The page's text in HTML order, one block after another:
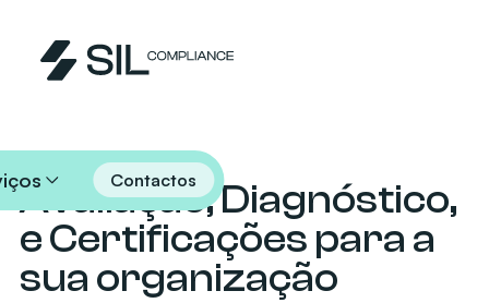
Contactos
Auditoria
Avaliação, Diagnóstico,
e Certificações para a
sua organização